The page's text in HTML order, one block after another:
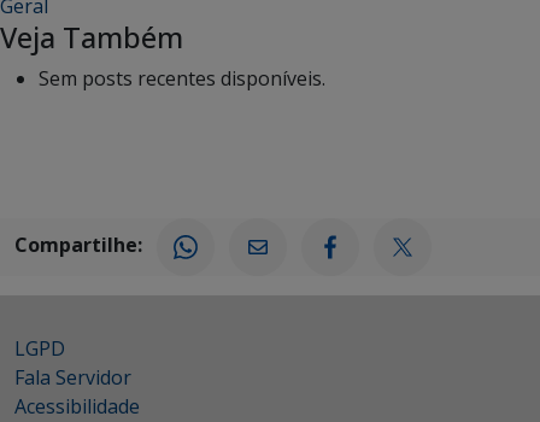
Geral
Veja Também
Sem posts recentes disponíveis.
Compartilhe:
LGPD
Fala Servidor
Acessibilidade